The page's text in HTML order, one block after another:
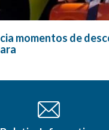
momentos de